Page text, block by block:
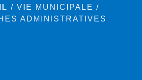
/ VIE MUNICIPALE /
ADMINISTRATIVES